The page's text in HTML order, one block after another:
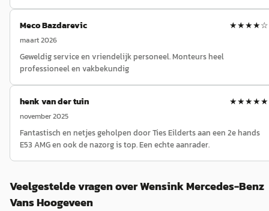
Meco Bazdarevic
maart 2026
★★★★☆
Geweldig service en vriendelijk personeel. Monteurs heel
professioneel en vakbekundig
henk van der tuin
november 2025
★★★★★
Fantastisch en netjes geholpen door Ties Eilderts aan een 2e hands
E53 AMG en ook de nazorg is top. Een echte aanrader.
Veelgestelde vragen over Wensink Mercedes-Benz
Vans Hoogeveen